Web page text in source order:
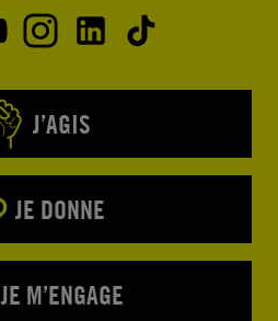
J’AGIS
JE DONNE
JE M’ENGAGE